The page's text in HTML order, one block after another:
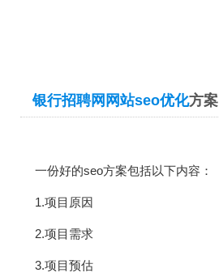
银行招聘网网站seo优化方案
一份好的seo方案包括以下内容：
1.项目原因
2.项目需求
3.项目预估